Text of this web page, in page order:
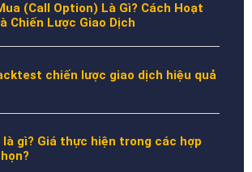
(Call Option) Là Gì? Cách Hoạt
Chiến Lược Giao Dịch
chiến lược giao dịch hiệu quả
gì? Giá thực hiện trong các hợp